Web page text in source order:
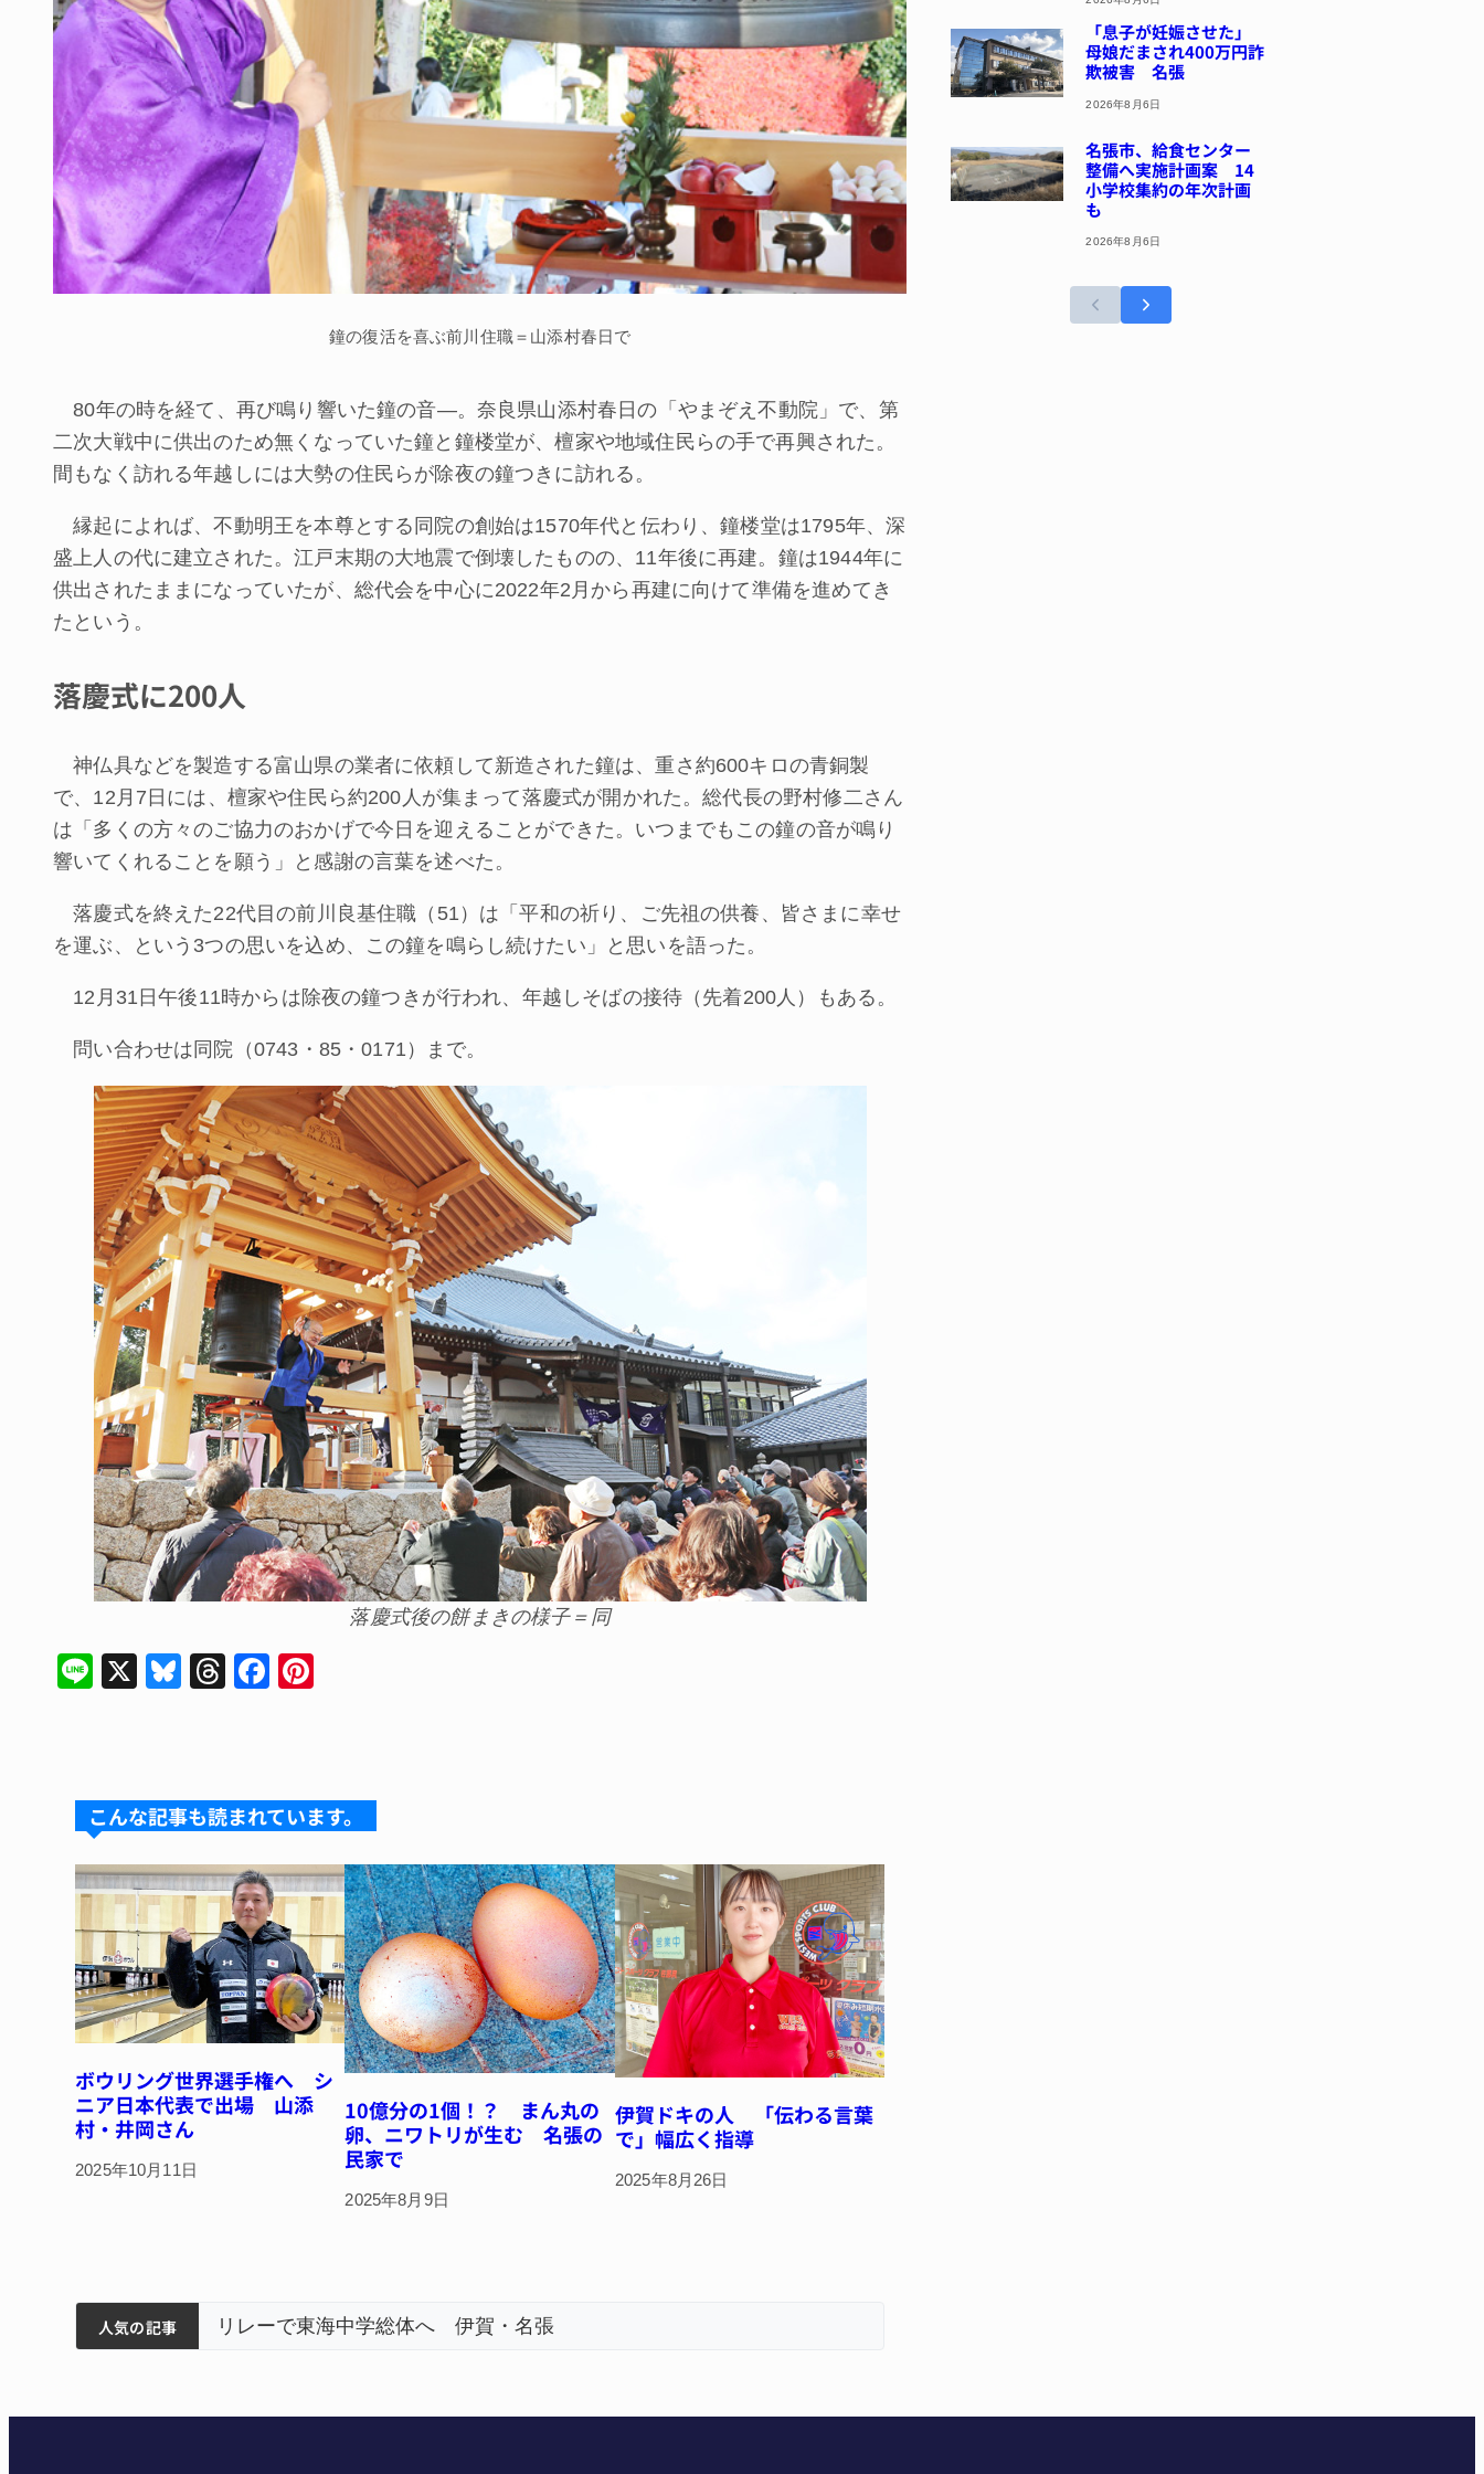
鐘の復活を喜ぶ前川住職＝山添村春日で
80年の時を経て、再び鳴り響いた鐘の音―。奈良県山添村春日の「やまぞえ不動院」で、第
二次大戦中に供出のため無くなっていた鐘と鐘楼堂が、檀家や地域住民らの手で再興された。
間もなく訪れる年越しには大勢の住民らが除夜の鐘つきに訪れる。
縁起によれば、不動明王を本尊とする同院の創始は1570年代と伝わり、鐘楼堂は1795年、深
盛上人の代に建立された。江戸末期の大地震で倒壊したものの、11年後に再建。鐘は1944年に
供出されたままになっていたが、総代会を中心に2022年2月から再建に向けて準備を進めてき
たという。
落慶式に200人
神仏具などを製造する富山県の業者に依頼して新造された鐘は、重さ約600キロの青銅製
で、12月7日には、檀家や住民ら約200人が集まって落慶式が開かれた。総代長の野村修二さん
は「多くの方々のご協力のおかげで今日を迎えることができた。いつまでもこの鐘の音が鳴り
響いてくれることを願う」と感謝の言葉を述べた。
落慶式を終えた22代目の前川良基住職（51）は「平和の祈り、ご先祖の供養、皆さまに幸せ
を運ぶ、という3つの思いを込め、この鐘を鳴らし続けたい」と思いを語った。
12月31日午後11時からは除夜の鐘つきが行われ、年越しそばの接待（先着200人）もある。
問い合わせは同院（0743・85・0171）まで。
落慶式後の餅まきの様子＝同
Li
X
Bl
k
T
d
F
b
o
k
st
こんな記事も読まれています。
ボウリング世界選手権へ シ
ニア日本代表で出場 山添
村・井岡さん
2025年10月11日
10億分の1個！？ まん丸の
卵、ニワトリが生む 名張の
民家で
2025年8月9日
伊賀ドキの人 「伝わる言葉
で」幅広く指導
2025年8月26日
人気の記事
ィアで清掃 伊賀
3回目の派遣
う 近大高専 リレーで東海中学総体へ 伊賀・名張
「息子が妊娠させた」
母娘だまされ400万円詐
欺被害 名張
2026年8月6日
名張市、給食センター
整備へ実施計画案 14
小学校集約の年次計画
も
2026年8月6日